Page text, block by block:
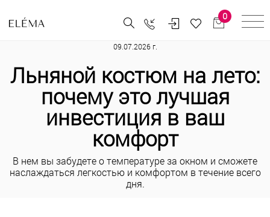
0
09.07.2026 г.
Льняной костюм на лето:
почему это лучшая
инвестиция в ваш
комфорт
В нем вы забудете о температуре за окном и сможете
наслаждаться легкостью и комфортом в течение всего
дня.